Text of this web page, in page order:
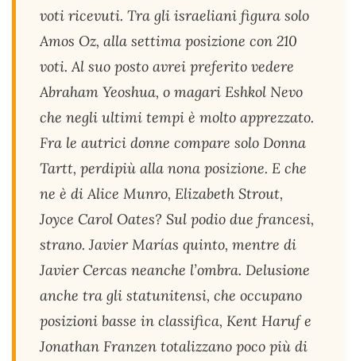
voti ricevuti. Tra gli israeliani figura solo
Amos Oz, alla settima posizione con 210
voti. Al suo posto avrei preferito vedere
Abraham Yeoshua, o magari Eshkol Nevo
che negli ultimi tempi è molto apprezzato.
Fra le autrici donne compare solo Donna
Tartt, perdipiù alla nona posizione. E che
ne è di Alice Munro, Elizabeth Strout,
Joyce Carol Oates? Sul podio due francesi,
strano. Javier Marías quinto, mentre di
Javier Cercas neanche l’ombra. Delusione
anche tra gli statunitensi, che occupano
posizioni basse in classifica, Kent Haruf e
Jonathan Franzen totalizzano poco più di